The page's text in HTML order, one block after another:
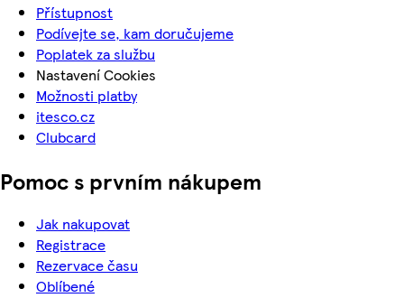
Přístupnost
Podívejte se, kam doručujeme
Poplatek za službu
Nastavení Cookies
Možnosti platby
itesco.cz
Clubcard
Pomoc s prvním nákupem
Jak nakupovat
Registrace
Rezervace času
Oblíbené